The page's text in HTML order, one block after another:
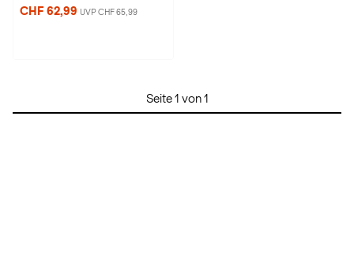
CHF 62,99 UVP CHF 65,99
Seite 1 von 1